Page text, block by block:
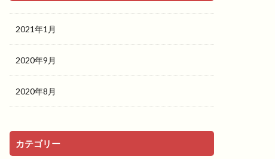
2021年1月
2020年9月
2020年8月
カテゴリー